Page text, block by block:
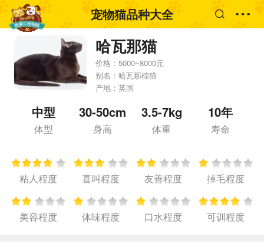
宠物猫品种大全
哈瓦那猫
价格：5000~8000元
别名：哈瓦那棕猫
产地：英国
中型
体型
30-50cm
身高
3.5-7kg
体重
10年
寿命
粘人程度 喜叫程度 友善程度 掉毛程度
美容程度 体味程度 口水程度 可训程度